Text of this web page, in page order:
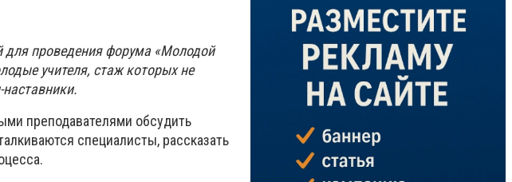
проведения форума «Молодой
учителя, стаж которых не
преподавателями обсудить
специалисты, рассказать